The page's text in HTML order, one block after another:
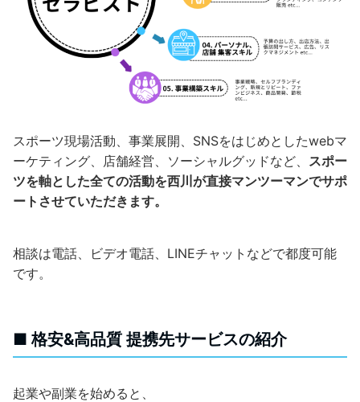
スポーツ現場活動、事業展開、SNSをはじめとしたwebマ
ーケティング、店舗経営、ソーシャルグッドなど、 スポー
ツを軸とした全ての活動を西川が直接マンツーマンでサポ
ートさせていただきます。
相談は電話、ビデオ電話、LINEチャットなどで都度可能
です。
■ 格安&高品質 提携先サービスの紹介
起業や副業を始めると、